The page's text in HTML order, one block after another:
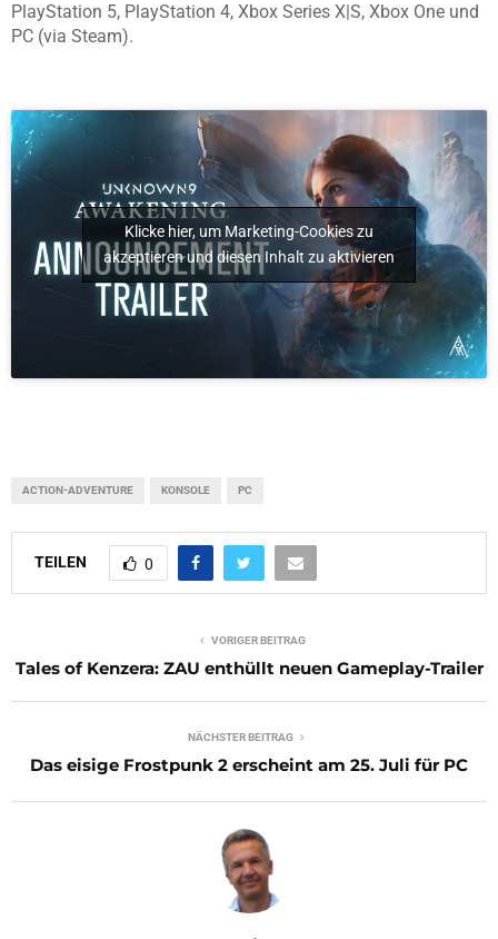
PlayStation 5, PlayStation 4, Xbox Series X|S, Xbox One und
PC (via Steam).
Klicke hier, um Marketing-Cookies zu
akzeptieren und diesen Inhalt zu aktivieren
ACTION-ADVENTURE KONSOLE PC
TEILEN 0
VORIGER BEITRAG
Tales of Kenzera: ZAU enthüllt neuen Gameplay-Trailer
NÄCHSTER BEITRAG
Das eisige Frostpunk 2 erscheint am 25. Juli für PC